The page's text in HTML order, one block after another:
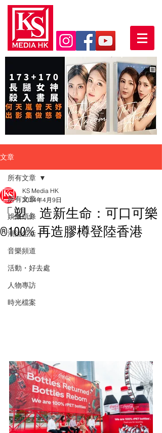
文章
所有文章
娛樂頭條
潮流生活
音樂頻道
活動・好去處
人物專訪
時光檔案
所有文章
「塑」造新生命：可口可樂
®100% 再造膠樽登陸香港
KS Media HK
2024年4月9日